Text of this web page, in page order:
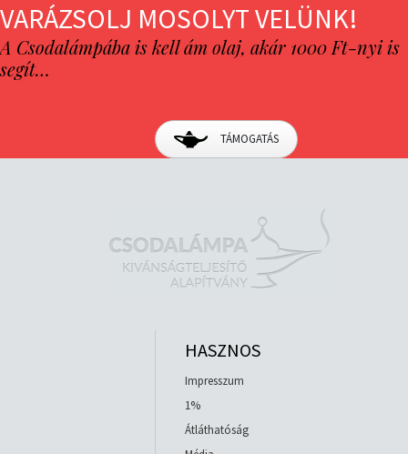
VARÁZSOLJ MOSOLYT VELÜNK!
A Csodalámpába is kell ám olaj, akár 1000 Ft-nyi is
segít…
TÁMOGATÁS
HASZNOS
Impresszum
1%
Átláthatóság